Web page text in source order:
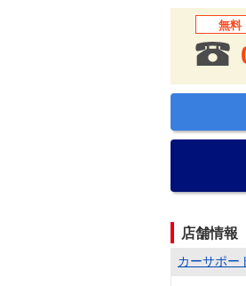
無料
店舗情報
カーサポ